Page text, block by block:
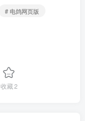
# 电鸽网页版
收藏2